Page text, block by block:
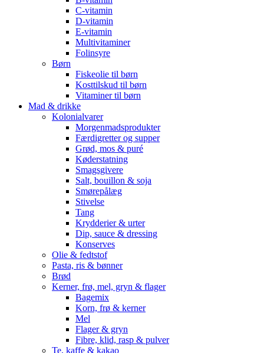
C-vitamin
D-vitamin
E-vitamin
Multivitaminer
Folinsyre
Børn
Fiskeolie til børn
Kosttilskud til børn
Vitaminer til børn
Mad & drikke
Kolonialvarer
Morgenmadsprodukter
Færdigretter og supper
Grød, mos & puré
Køderstatning
Smagsgivere
Salt, bouillon & soja
Smørepålæg
Stivelse
Tang
Krydderier & urter
Dip, sauce & dressing
Konserves
Olie & fedtstof
Pasta, ris & bønner
Brød
Kerner, frø, mel, gryn & flager
Bagemix
Korn, frø & kerner
Mel
Flager & gryn
Fibre, klid, rasp & pulver
Te, kaffe & kakao